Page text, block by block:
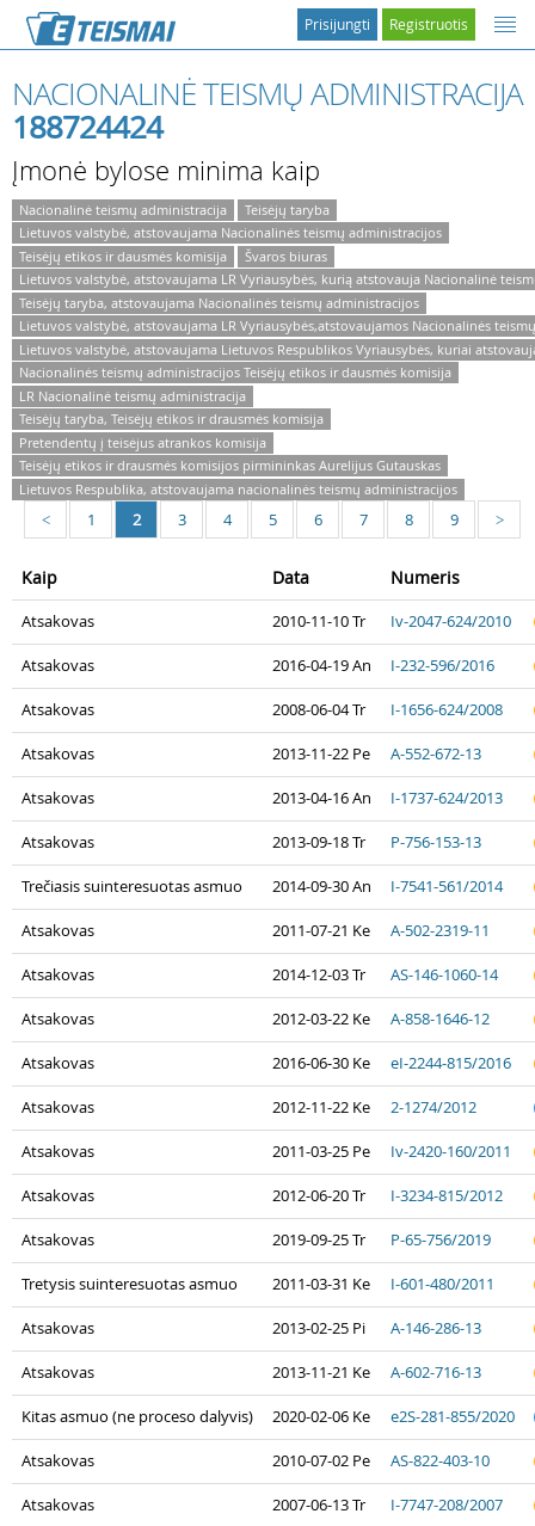
Registruotis
Prisijungti
NACIONALINĖ TEISMŲ ADMINISTRACIJA
188724424
Įmonė bylose minima kaip
Nacionalinė teismų administracija
Teisėjų taryba
Lietuvos valstybė, atstovaujama Nacionalinės teismų administracijos
Teisėjų etikos ir dausmės komisija
Švaros biuras
Lietuvos valstybė, atstovaujama LR Vyriausybės, kurią atstovauja Nacionalinė
Teisėjų taryba, atstovaujama Nacionalinės teismų administracijos
Lietuvos valstybė, atstovaujama LR Vyriausybės,atstovaujamos Nacionalinės
Lietuvos valstybė, atstovaujama Lietuvos Respublikos Vyriausybės, kuriai
Nacionalinės teismų administracijos Teisėjų etikos ir dausmės komisija
LR Nacionalinė teismų administracija
Teisėjų taryba, Teisėjų etikos ir drausmės komisija
Pretendentų į teisėjus atrankos komisija
Teisėjų etikos ir drausmės komisijos pirmininkas Aurelijus Gutauskas
Lietuvos Respublika, atstovaujama nacionalinės teismų administracijos
< 1 2 3 4 5 6 7 8 9 >
Kaip Data Numeris
Atsakovas 2010-11-10 Tr Iv-2047-624/2010
Atsakovas 2016-04-19 An I-232-596/2016
Atsakovas 2008-06-04 Tr I-1656-624/2008
Atsakovas 2013-11-22 Pe A-552-672-13
Atsakovas 2013-04-16 An I-1737-624/2013
Atsakovas 2013-09-18 Tr P-756-153-13
Trečiasis suinteresuotas asmuo 2014-09-30 An I-7541-561/2014
Atsakovas 2011-07-21 Ke A-502-2319-11
Atsakovas 2014-12-03 Tr AS-146-1060-14
Atsakovas 2012-03-22 Ke A-858-1646-12
Atsakovas 2016-06-30 Ke eI-2244-815/2016
Atsakovas 2012-11-22 Ke 2-1274/2012
Atsakovas 2011-03-25 Pe Iv-2420-160/2011
Atsakovas 2012-06-20 Tr I-3234-815/2012
Atsakovas 2019-09-25 Tr P-65-756/2019
Tretysis suinteresuotas asmuo 2011-03-31 Ke I-601-480/2011
Atsakovas 2013-02-25 Pi A-146-286-13
Atsakovas 2013-11-21 Ke A-602-716-13
Kitas asmuo (ne proceso dalyvis) 2020-02-06 Ke e2S-281-855/2020
Atsakovas 2010-07-02 Pe AS-822-403-10
Atsakovas 2007-06-13 Tr I-7747-208/2007